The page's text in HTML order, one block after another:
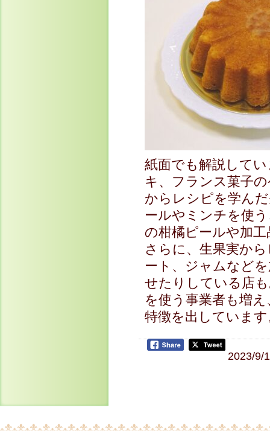
紙面でも解説して
キ、フランス菓子
からレシピを学ん
ールやミンチを使
の柑橘ピールや加
さらに、生果実か
ート、ジャムなど
せたりしている店
を使う事業者も増
特徴を出しています
2023/9/